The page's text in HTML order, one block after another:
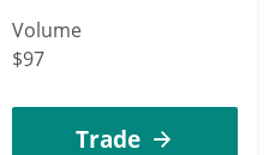
Volume
$97
Trade